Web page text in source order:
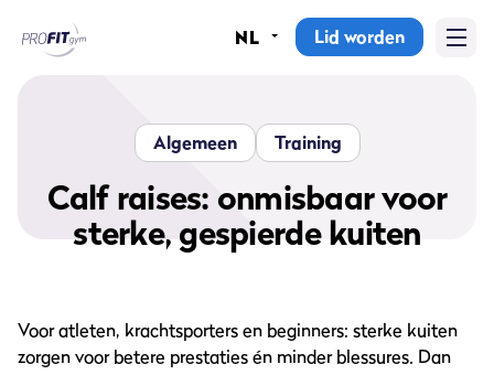
Sportscholen
Abonnementen
Groepslessen
Alle groepslessen
NL Lid worden
Algemeen Training
Calf raises: onmisbaar voor
sterke, gespierde kuiten
Voor atleten, krachtsporters en beginners: sterke kuiten
zorgen voor betere prestaties én minder blessures. Dan